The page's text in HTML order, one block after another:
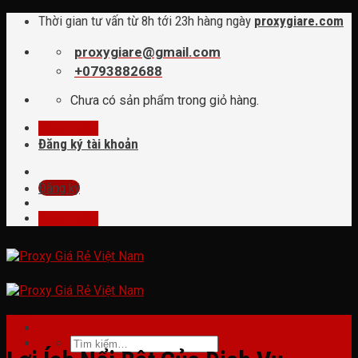
Skip
content
Thời gian tư vấn từ 8h tới 23h hàng ngày proxygiare.com
proxygiare@gmail.com
+0793882688
Chưa có sản phẩm trong giỏ hàng.
Đăng ký tài khoản
Đăng ký
Tìm